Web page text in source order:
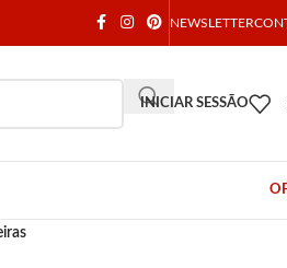
NEWSLETTER
INICIAR SESSÃO